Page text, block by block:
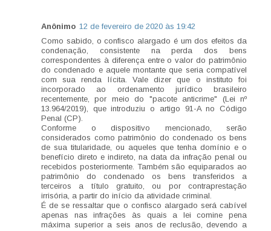
Anônimo 12 de fevereiro de 2020 às 19:42
Como sabido, o confisco alargado é um dos efeitos da
condenação, consistente na perda dos bens
correspondentes à diferença entre o valor do patrimônio
do condenado e aquele montante que seria compatível
com sua renda lícita. Vale dizer que o instituto foi
incorporado ao ordenamento jurídico brasileiro
recentemente, por meio do "pacote anticrime" (Lei nº
13.964/2019), que introduziu o artigo 91-A no Código
Penal (CP).
Conforme o dispositivo mencionado, serão
considerados como patrimônio do condenado os bens
de sua titularidade, ou aqueles que tenha domínio e o
benefício direto e indireto, na data da infração penal ou
recebidos posteriormente. Também são equiparados ao
patrimônio do condenado os bens transferidos a
terceiros a título gratuito, ou por contraprestação
irrisória, a partir do início da atividade criminal.
É de se ressaltar que o confisco alargado será cabível
apenas nas infrações às quais a lei comine pena
máxima superior a seis anos de reclusão, devendo a